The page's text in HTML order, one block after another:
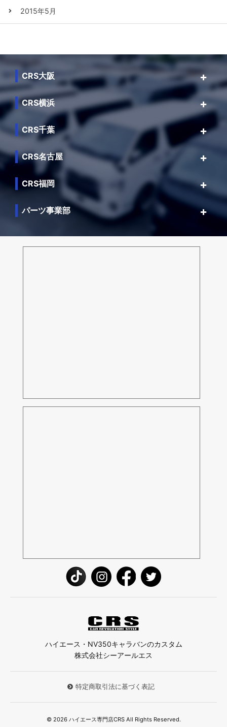
2015年5月
CRS大阪
CRS横浜
CRS千葉
CRS名古屋
CRS福岡
パーツ事業部
ハイエース・NV350キャラバンのカスタム
株式会社シーアールエス
特定商取引法に基づく表記
© 2026 ハイエース専門店CRS All Rights Reserved.